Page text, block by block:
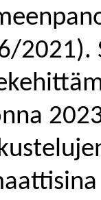
2021).